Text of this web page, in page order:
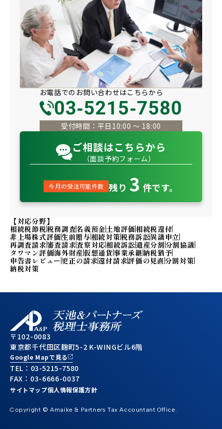
お電話での お問い合わせはこちらから
03-5215-7580
受付時間：平日10:00 〜 18:00
ご相談はこちらから
（面談予約フォーム）
今月の受注可能件数 残り 3 件です。
【対応分野】
相続税節税税務調査名義預金土地評価相続税還付
非上場株式評価生前贈与相続対策税務訴訟異議申立
再調査請求審査請求査察対応相続訴訟遺産分割分割協議
タワマン評価海外財産仮想通貨事業承継納税猶予
申告書レビュー更正の請求還付請求評価の見直分割対策
納税対策
〒102-0083
東京都千代田区麹町5-2 K-WINGビル6階
Google Mapで見る
TEL： 03-5215-7580
FAX：03-6666-0037
サイトマップ個人情報保護方針
Copyright © Amaike & Partners Tax Accountant Office.